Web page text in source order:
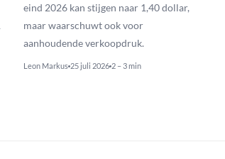
eind 2026 kan stijgen naar 1,40 dollar,
maar waarschuwt ook voor
aanhoudende verkoopdruk.
Leon Markus 25 juli 2026 2 – 3 min